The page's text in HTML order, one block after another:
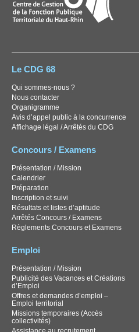
Le CDG 68
Qui sommes-nous ?
Nous contacter
Organigramme
Avis d’appel public à la concurrence
Affichage légal / Arrêtés du CDG
Concours / Examens
Présentation / Mission
Calendrier
Préparation
Inscription et suivi
Résultats et listes d’aptitude
Arrêtés Concours / Examens
Règlements Concours et Examens
Emploi
Présentation / Mission
Publicité des Vacances et Créations
d’Emploi
Offres et demandes d’emploi –
Emploi territorial
Missions temporaires (Accès
collectivités)